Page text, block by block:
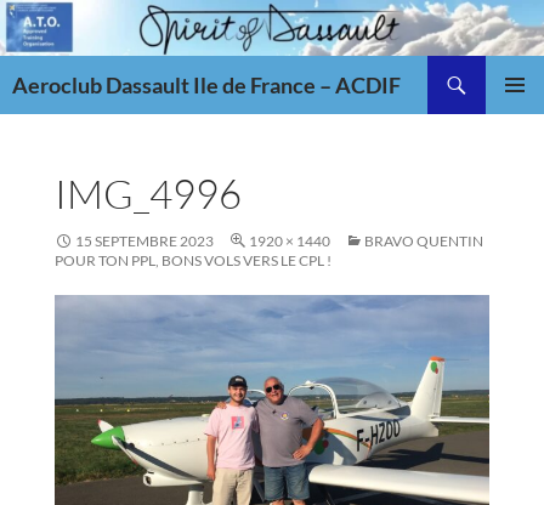
Aller
au
Aeroclub Dassault Ile de France – ACDIF
IMG_4996
15 SEPTEMBRE 2023 1920 × 1440
BRAVO QUENTIN
POUR TON PPL, BONS VOLS VERS LE CPL !